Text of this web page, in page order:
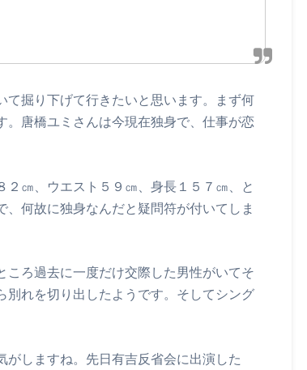
て掘り下げて行きたいと思います。まず何
唐橋ユミさんは今現在独身で、仕事が恋
㎝、ウエスト５９㎝、身長１５７㎝、と
何故に独身なんだと疑問符が付いてしま
ろ過去に一度だけ交際した男性がいてそ
れを切り出したようです。そしてシング
がしますね。先日有吉反省会に出演した